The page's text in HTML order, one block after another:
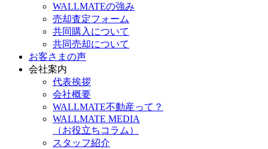
WALLMATEの強み
売却査定フォーム
共同購入について
共同売却について
お客さまの声
会社案内
代表挨拶
会社概要
WALLMATE不動産って？
WALLMATE MEDIA
（お役立ちコラム）
スタッフ紹介